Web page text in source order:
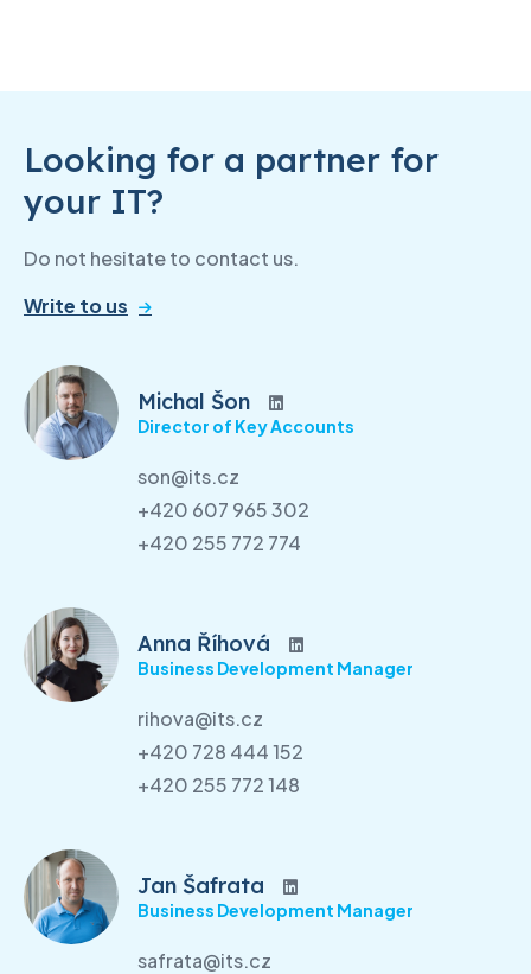
Looking for a partner for
your IT?
Do not hesitate to contact us.
Write to us
Michal Šon
Director of Key Accounts
son@its.cz
+420 607 965 302
+420 255 772 774
Anna Říhová
Business Development Manager
rihova@its.cz
+420 728 444 152
+420 255 772 148
Jan Šafrata
Business Development Manager
safrata@its.cz